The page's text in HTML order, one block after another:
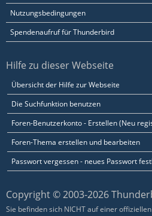
Nutzungsbedingungen
Spendenaufruf für Thunderbird
Hilfe zu dieser Webseite
Übersicht der Hilfe zur Webseite
Die Suchfunktion benutzen
Foren-Benutzerkonto - Erstellen (Neu
Foren-Thema erstellen und bearbeiten
Passwort vergessen - neues Passwort
Copyright © 2003-2026
Sie befinden sich NICHT auf einer